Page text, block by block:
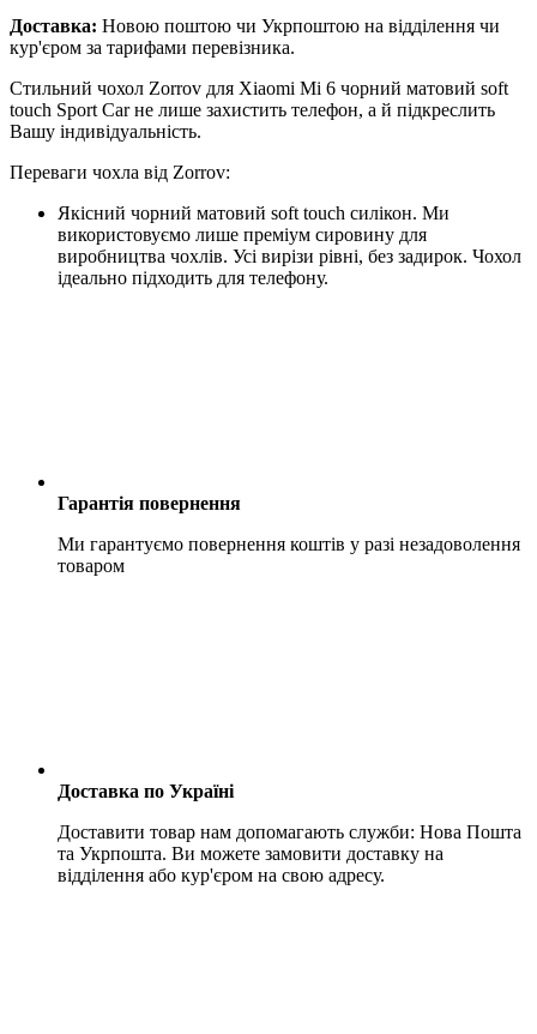
Доставка: Новою поштою чи Укрпоштою на відділення чи
кур'єром за тарифами перевізника.
Стильний чохол Zorrov для Xiaomi Mi 6 чорний матовий soft
touch Sport Car не лише захистить телефон, а й підкреслить
Вашу індивідуальність.
Переваги чохла від Zorrov:
Якісний чорний матовий soft touch силікон. Ми
використовуємо лише преміум сировину для
виробництва чохлів. Усі вирізи рівні, без задирок. Чохол
ідеально підходить для телефону.
Гарантія повернення
Ми гарантуємо повернення коштів у разі незадоволення
товаром
Доставка по Україні
Доставити товар нам допомагають служби: Нова Пошта
та Укрпошта. Ви можете замовити доставку на
відділення або кур'єром на свою адресу.